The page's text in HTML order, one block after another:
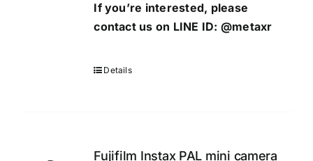
If you’re interested, please
contact us on LINE ID: @metaxr
Details
Fujifilm Instax PAL mini camera